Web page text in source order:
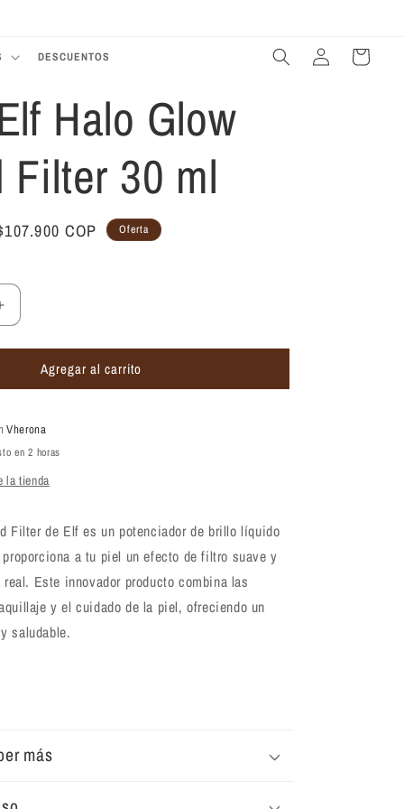
DESCUENTOS
Iniciar
sesión
Carrito
Halo Glow
30 ml
COP Oferta
Agregar al carrito
Vherona
en 2 horas
la tienda
Filter de Elf es un potenciador de brillo líquido
a tu piel un efecto de filtro suave y
Este innovador producto combina las
y el cuidado de la piel, ofreciendo un
saludable.
más